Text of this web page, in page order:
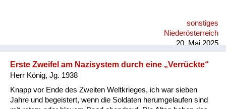
Die Russen sind da!“ und „Kommandatura“. Und tatsächlich
sind in den meisten Fällen Minuten nachher ist ein Wagen
sonstiges
Niederösterreich
20. Mai 2025
Erste Zweifel am Nazisystem durch eine „Verrückte“
Herr König, Jg. 1938
Knapp vor Ende des Zweiten Weltkrieges, ich war sieben
Jahre und begeistert, wenn die Soldaten herumgelaufen sind